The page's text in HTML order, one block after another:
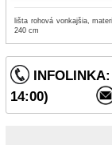
14:00)
lišta rohová vonkajšia,
240 cm